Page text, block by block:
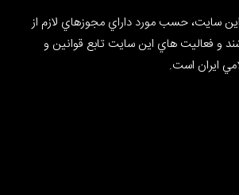
سایت، حسب مورد داراي مجوزهاي لازم از
و فعاليت هاي اين سايت تابع قوانين و
ايران است.